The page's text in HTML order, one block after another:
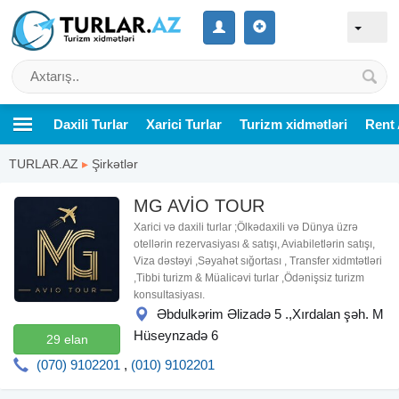
Daxili Turlar Xarici Turlar Turizm xidmətləri Rent
TURLAR.AZ ▸ Şirkətlər
29 elan
MG AVİO TOUR
Xarici və daxili turlar ;Ölkədaxili və Dünya üzrə
otellərin rezervasiyası & satışı, Aviabiletlərin satışı,
Viza dəstəyi ,Səyahət sığortası , Transfer xidmtətləri
,Tibbi turizm & Müalicəvi turlar ,Ödənişsiz turizm
konsultasiyası.
Əbdulkərim Əlizadə 5 .,Xırdalan şəh. M
Hüseynzadə 6
(070) 9102201 , (010) 9102201